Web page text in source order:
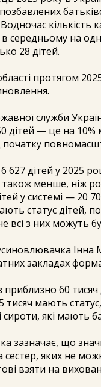
позбавлених
кількість
в середньому на
28 дітей.
протягом
служби
дітей — це на
дітей у 2025
також менше, ніж
у системі — 20
статус дітей,
всі з них можуть
Інна
закладах
приблизно 60
тисяч мають
сироти, які мають
зазначає, що
сестер, яких не
взяти на